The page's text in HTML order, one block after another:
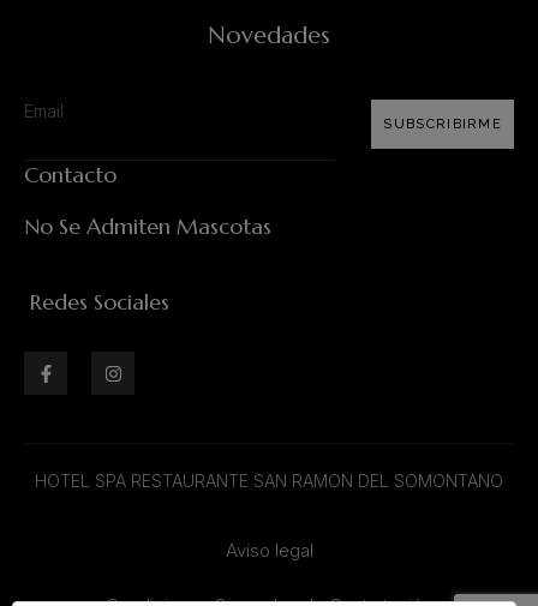
Novedades
SUBSCRIBIRME
Contacto
No Se Admiten Mascotas
Redes Sociales
HOTEL SPA RESTAURANTE SAN RAMON DEL SOMONTANO
Aviso legal